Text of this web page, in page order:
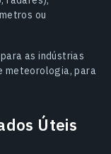
ou
as indústrias
meteorologia, para
Úteis